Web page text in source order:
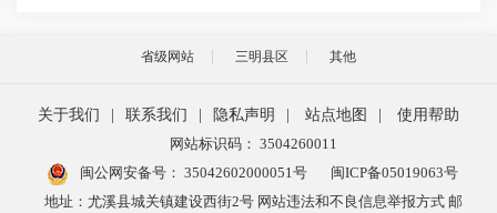
省级网站 三明县区 其他
关于我们 联系我们 隐私声明 站点地图
使用帮助
网站标识码： 3504260011
闽公网安备号： 35042602000051号
闽ICP备05019063号
地址：尤溪县城关镇建设西街2号 网站违法和不良信息举报方式 邮